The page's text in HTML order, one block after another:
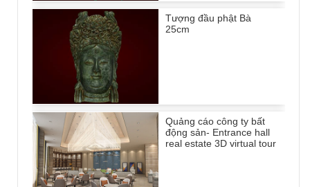
Tượng đầu phật Bà
25cm
Quảng cáo công ty bất
động sản- Entrance hall
real estate 3D virtual tour